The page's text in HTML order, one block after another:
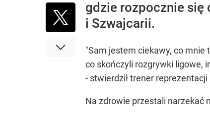
Wróbel: Wywiad z Woydyłło o Idze Świątek
dodaj
gdzie rozpocznie się
i Szwajcarii.
"Sam jestem ciekawy, co mnie
co skończyli rozgrywki ligowe,
- stwierdził trener
Na zdrowie przestali narzekać